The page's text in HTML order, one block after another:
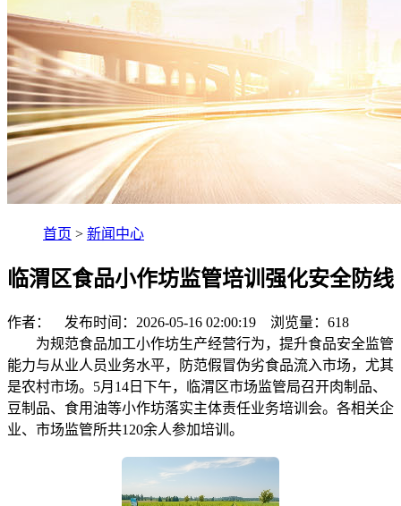
首页 > 新闻中心
临渭区食品小作坊监管培训强化安全防线
作者： 发布时间：2026-05-16 02:00:19 浏览量： 618
为规范食品加工小作坊生产经营行为，提升食品安全监管
能力与从业人员业务水平，防范假冒伪劣食品流入市场，尤其
是农村市场。5月14日下午，临渭区市场监管局召开肉制品、
豆制品、食用油等小作坊落实主体责任业务培训会。各相关企
业、市场监管所共120余人参加培训。